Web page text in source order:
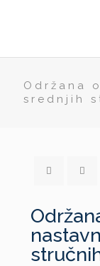
Održana
srednjih